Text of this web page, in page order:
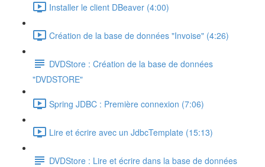
Installer le client DBeaver (4:00)
Création de la base de données "Invoise" (4:26)
DVDStore : Création de la base de données
"DVDSTORE"
Spring JDBC : Première connexion (7:06)
Lire et écrire avec un JdbcTemplate (15:13)
DVDStore : Lire et écrire dans la base de données